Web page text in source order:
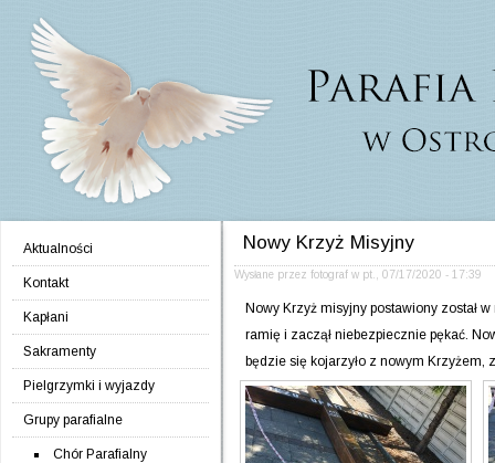
Nowy Krzyż Misyjny
Wysłane przez fotograf w pt., 07/17/2020 - 17:39
Nowy Krzyż misyjny postawiony został
ramię i zaczął niebezpiecznie pękać.
będzie się kojarzyło z nowym
Aktualności
Kontakt
Kapłani
Sakramenty
Pielgrzymki i wyjazdy
Grupy parafialne
Chór Parafialny